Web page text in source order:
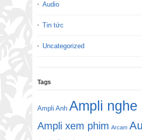
Audio
Tin tức
Uncategorized
Tags
Ampli Anh Ampli nghe
Ampli xem phim Arcam